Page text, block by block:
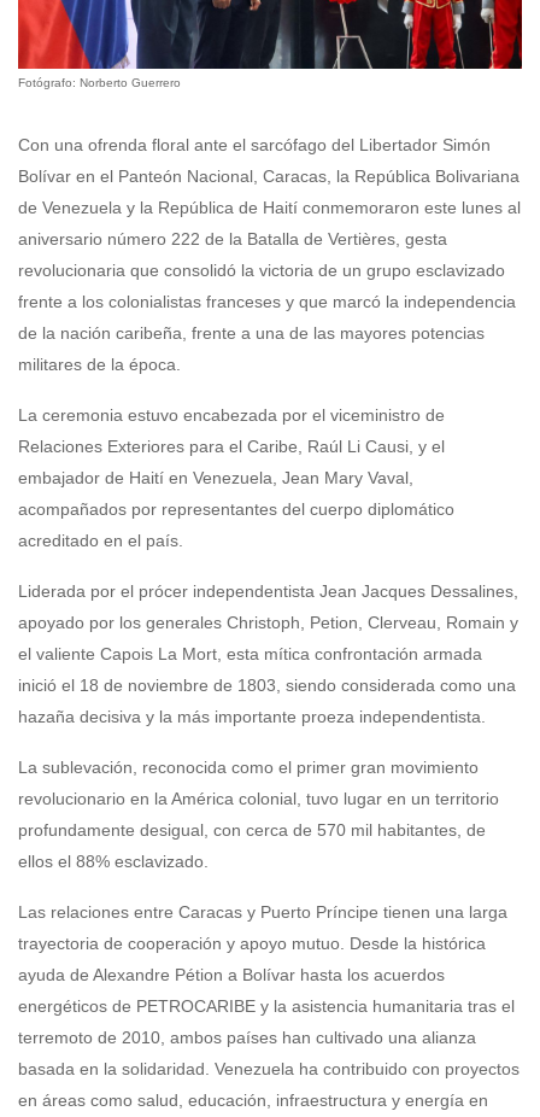
Fotógrafo: Norberto Guerrero
Con una ofrenda floral ante el sarcófago del Libertador Simón
Bolívar en el Panteón Nacional, Caracas, la República Bolivariana
de Venezuela y la República de Haití conmemoraron este lunes al
aniversario número 222 de la Batalla de Vertières, gesta
revolucionaria que consolidó la victoria de un grupo esclavizado
frente a los colonialistas franceses y que marcó la independencia
de la nación caribeña, frente a una de las mayores potencias
militares de la época.
La ceremonia estuvo encabezada por el viceministro de
Relaciones Exteriores para el Caribe, Raúl Li Causi, y el
embajador de Haití en Venezuela, Jean Mary Vaval,
acompañados por representantes del cuerpo diplomático
acreditado en el país.
Liderada por el prócer independentista Jean Jacques Dessalines,
apoyado por los generales Christoph, Petion, Clerveau, Romain y
el valiente Capois La Mort, esta mítica confrontación armada
inició el 18 de noviembre de 1803, siendo considerada como una
hazaña decisiva y la más importante proeza independentista.
La sublevación, reconocida como el primer gran movimiento
revolucionario en la América colonial, tuvo lugar en un territorio
profundamente desigual, con cerca de 570 mil habitantes, de
ellos el 88% esclavizado.
Las relaciones entre Caracas y Puerto Príncipe tienen una larga
trayectoria de cooperación y apoyo mutuo. Desde la histórica
ayuda de Alexandre Pétion a Bolívar hasta los acuerdos
energéticos de PETROCARIBE y la asistencia humanitaria tras el
terremoto de 2010, ambos países han cultivado una alianza
basada en la solidaridad. Venezuela ha contribuido con proyectos
en áreas como salud, educación, infraestructura y energía en